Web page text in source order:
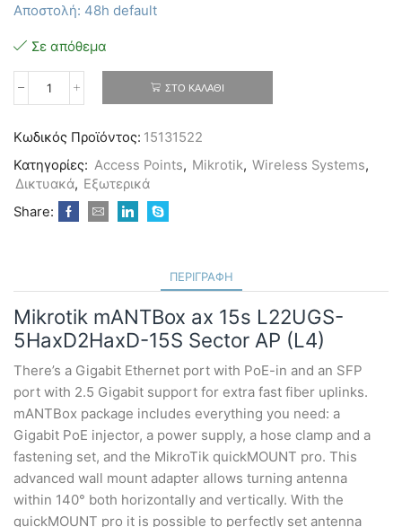
Αποστολή: 48h default
Σε απόθεμα
Mikrotik
15s
L22UGS-
5HaxD2HaxD-
15S
Sector
AP
ΣΤΟ ΚΑΛΆΘΙ
Κωδικός Προϊόντος: 15131522
Κατηγορίες: Access Points, Mikrotik, Wireless Systems,
Δικτυακά, Εξωτερικά
Share:
ΠΕΡΙΓΡΑΦΉ
Mikrotik mANTBox ax 15s L22UGS-
5HaxD2HaxD-15S Sector AP (L4)
There’s a Gigabit Ethernet port with PoE-in and an SFP
port with 2.5 Gigabit support for extra fast fiber uplinks.
mANTBox package includes everything you need: a
Gigabit PoE injector, a power supply, a hose clamp and a
fastening set, and the MikroTik quickMOUNT pro. This
advanced wall mount adapter allows turning antenna
within 140° both horizontally and vertically. With the
quickMOUNT pro it is possible to perfectly set antenna